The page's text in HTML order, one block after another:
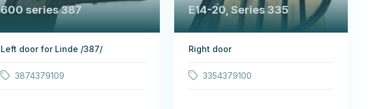
600 series 387
Left door for Linde /387/
3874379109
E14-20, Series 335
Right door
3354379100